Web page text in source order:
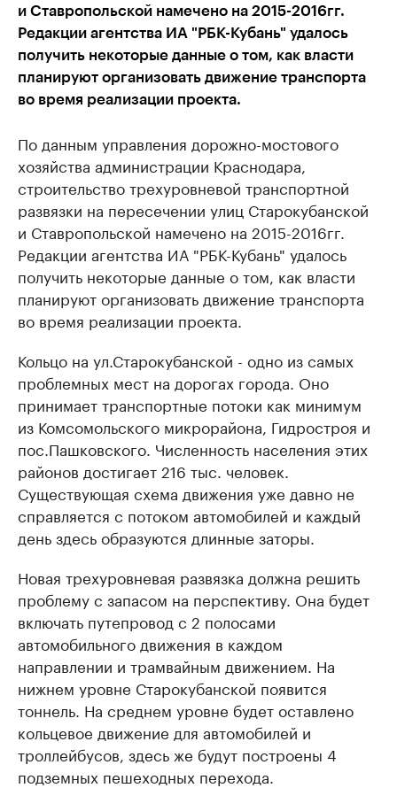
и Ставропольской намечено на 2015-2016гг.
Редакции агентства ИА "РБК-Кубань" удалось
получить некоторые данные о том, как власти
планируют организовать движение транспорта
во время реализации проекта.
По данным управления дорожно-мостового
хозяйства администрации Краснодара,
строительство трехуровневой транспортной
развязки на пересечении улиц Старокубанской
и Ставропольской намечено на 2015-2016гг.
Редакции агентства ИА "РБК-Кубань" удалось
получить некоторые данные о том, как власти
планируют организовать движение транспорта
во время реализации проекта.
Кольцо на ул.Старокубанской - одно из самых
проблемных мест на дорогах города. Оно
принимает транспортные потоки как минимум
из Комсомольского микрорайона, Гидростроя и
пос.Пашковского. Численность населения этих
районов достигает 216 тыс. человек.
Существующая схема движения уже давно не
справляется с потоком автомобилей и каждый
день здесь образуются длинные заторы.
Новая трехуровневая развязка должна решить
проблему с запасом на перспективу. Она будет
включать путепровод с 2 полосами
автомобильного движения в каждом
направлении и трамвайным движением. На
нижнем уровне Старокубанской появится
тоннель. На среднем уровне будет оставлено
кольцевое движение для автомобилей и
троллейбусов, здесь же будут построены 4
подземных пешеходных перехода.